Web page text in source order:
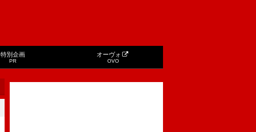
特別企画
PR
オーヴォ
OVO